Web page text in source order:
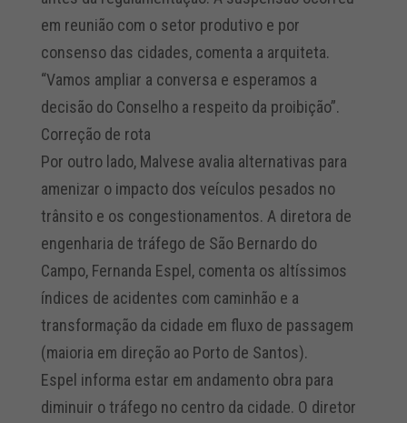
em reunião com o setor produtivo e por
consenso das cidades, comenta a arquiteta.
“Vamos ampliar a conversa e esperamos a
decisão do Conselho a respeito da proibição”.
Correção de rota
Por outro lado, Malvese avalia alternativas para
amenizar o impacto dos veículos pesados no
trânsito e os congestionamentos. A diretora de
engenharia de tráfego de São Bernardo do
Campo, Fernanda Espel, comenta os altíssimos
índices de acidentes com caminhão e a
transformação da cidade em fluxo de passagem
(maioria em direção ao Porto de Santos).
Espel informa estar em andamento obra para
diminuir o tráfego no centro da cidade. O diretor